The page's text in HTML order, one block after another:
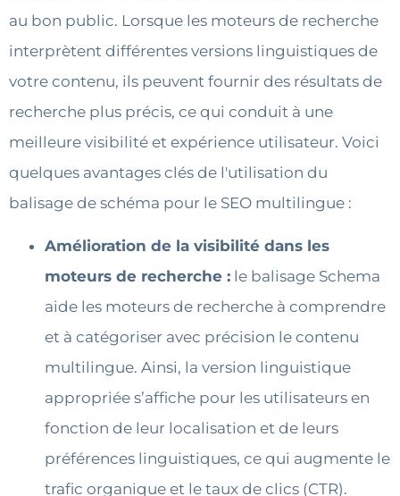
au bon public. Lorsque les moteurs de recherche
interprètent différentes versions linguistiques de
votre contenu, ils peuvent fournir des résultats de
recherche plus précis, ce qui conduit à une
meilleure visibilité et expérience utilisateur. Voici
quelques avantages clés de l'utilisation du
balisage de schéma pour le SEO multilingue :
Amélioration de la visibilité dans les
moteurs de recherche : le balisage Schema
aide les moteurs de recherche à comprendre
et à catégoriser avec précision le contenu
multilingue. Ainsi, la version linguistique
appropriée s’affiche pour les utilisateurs en
fonction de leur localisation et de leurs
préférences linguistiques, ce qui augmente le
trafic organique et le taux de clics (CTR).